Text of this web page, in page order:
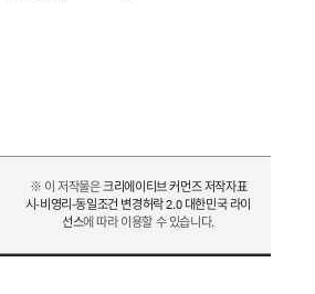
※ 이 저작물은크리에이티브 커먼즈 저작자표
시-비영리-동일조건 변경허락 2.0 대한민국 라이
선스에 따라 이용할 수 있습니다.